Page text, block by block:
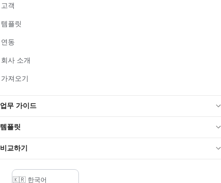
고객
템플릿
연동
회사 소개
가져오기
업무 가이드
템플릿
비교하기